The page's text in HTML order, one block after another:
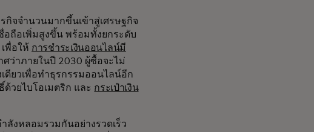
กิจจำนวนมากขึ้นเข้าสู่เศรษฐกิจ
ถือเพิ่มสูงขึ้น พร้อมทั้งยกระดับ
พื่อให้ การชำระเงินออนไลน์มี
ศว่าภายในปี 2030 ผู้ซื้อจะไม่
ดียวเพื่อทำธุรกรรมออนไลน์อีก
วยไบโอเมตริก และ กระเป๋าเงิน
ลังหลอมรวมกันอย่างรวดเร็ว